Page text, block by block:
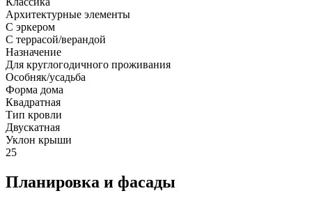
Архитектурные элементы
С эркером
С террасой/верандой
Назначение
Для круглогодичного проживания
Особняк/усадьба
Форма дома
Квадратная
Тип кровли
Двускатная
Уклон крыши
25
Планировка и фасады